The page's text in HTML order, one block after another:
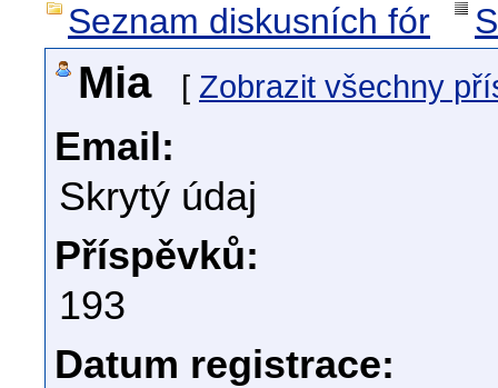
Seznam diskusních fór
Mia [ Zobrazit všechny
Email:
Skrytý údaj
Příspěvků:
193
Datum registrace: